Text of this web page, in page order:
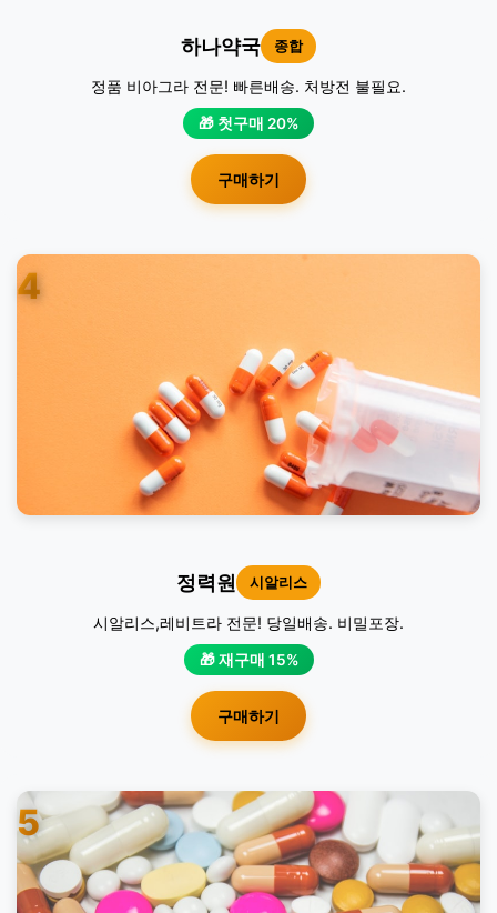
하나약국 종합
정품 비아그라 전문! 빠른배송. 처방전 불필요.
🎁 첫구매 20%
구매하기
4
정력원 시알리스
시알리스,레비트라 전문! 당일배송. 비밀포장.
🎁 재구매 15%
구매하기
5